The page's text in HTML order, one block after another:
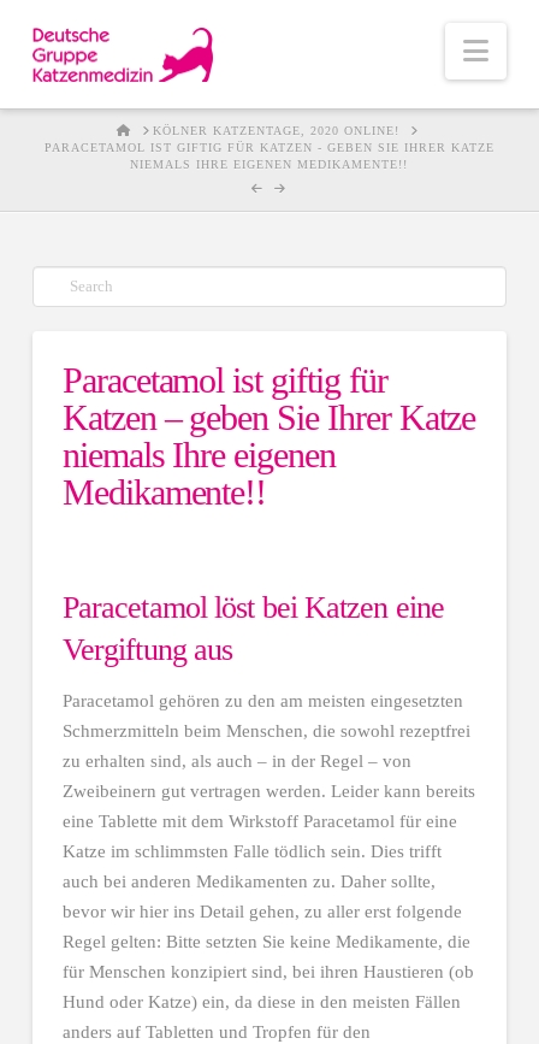
HOMEKÖLNER KATZENTAGE, 2020 ONLINE!
PARACETAMOL IST GIFTIG FÜR KATZEN - GEBEN SIE IHRER KATZE
NIEMALS IHRE EIGENEN MEDIKAMENTE!!
Suche
Paracetamol ist giftig für
Katzen – geben Sie Ihrer Katze
niemals Ihre eigenen
Medikamente!!
Paracetamol löst bei Katzen eine
Vergiftung aus
Paracetamol gehören zu den am meisten eingesetzten
Schmerzmitteln beim Menschen, die sowohl rezeptfrei
zu erhalten sind, als auch – in der Regel – von
Zweibeinern gut vertragen werden. Leider kann bereits
eine Tablette mit dem Wirkstoff Paracetamol für eine
Katze im schlimmsten Falle tödlich sein. Dies trifft
auch bei anderen Medikamenten zu. Daher sollte,
bevor wir hier ins Detail gehen, zu aller erst folgende
Regel gelten: Bitte setzten Sie keine Medikamente, die
für Menschen konzipiert sind, bei ihren Haustieren (ob
Hund oder Katze) ein, da diese in den meisten Fällen
anders auf Tabletten und Tropfen für den